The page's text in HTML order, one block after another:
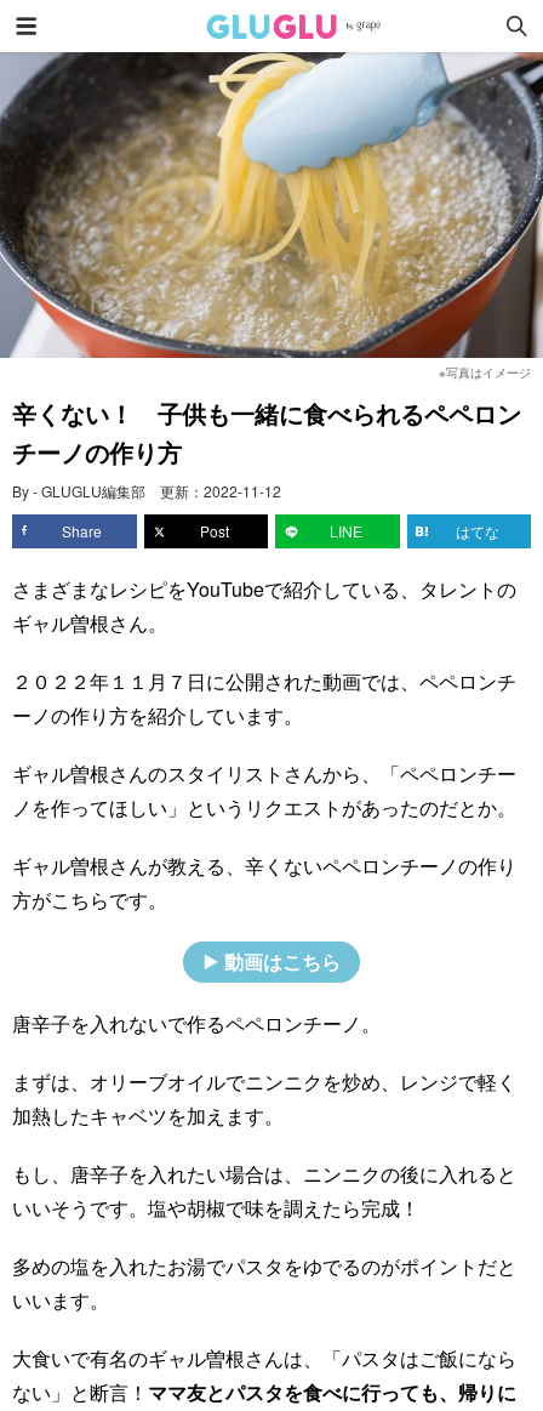
※写真はイメージ
辛くない！ 子供も一緒に食べられるペペロン
チーノの作り方
By - GLUGLU編集部 更新： 2022-11-12
Share
Post LINE はてな
さまざまなレシピをYouTubeで紹介している、タレントの
ギャル曽根さん。
２０２２年１１月７日に公開された動画では、ペペロンチ
ーノの作り方を紹介しています。
ギャル曽根さんのスタイリストさんから、「ペペロンチー
ノを作ってほしい」というリクエストがあったのだとか。
ギャル曽根さんが教える、辛くないペペロンチーノの作り
方がこちらです。
動画はこちら
唐辛子を入れないで作るペペロンチーノ。
まずは、オリーブオイルでニンニクを炒め、レンジで軽く
加熱したキャベツを加えます。
もし、唐辛子を入れたい場合は、ニンニクの後に入れると
いいそうです。塩や胡椒で味を調えたら完成！
多めの塩を入れたお湯でパスタをゆでるのがポイントだと
いいます。
大食いで有名のギャル曽根さんは、「パスタはご飯になら
ない」と断言！ ママ友とパスタを食べに行っても、帰りに